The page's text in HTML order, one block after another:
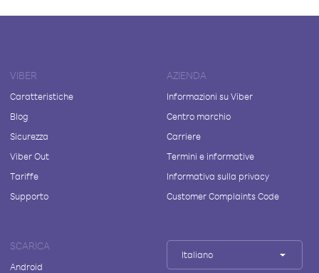
VIBER
Caratteristiche
Blog
Sicurezza
Viber Out
Tariffe
Supporto
AZIENDA
Informazioni su Viber
Centro marchio
Carriere
Termini e informative
Informativa sulla privacy
Customer Complaints Code
SCARICA
Android
Italiano